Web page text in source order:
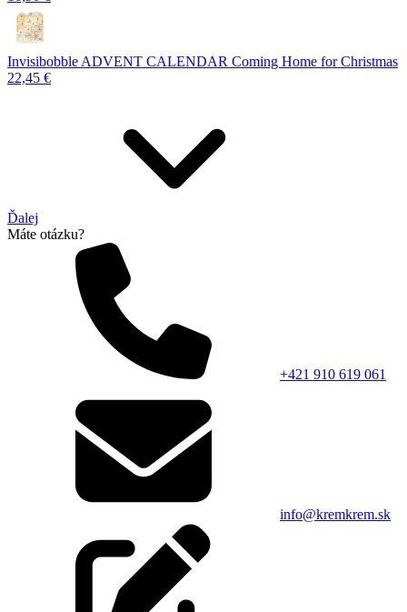
Invisibobble ADVENT CALENDAR Coming Home for Christmas
22,45 €
Ďalej
Máte otázku?
+421 910 619 061
info@kremkrem.sk